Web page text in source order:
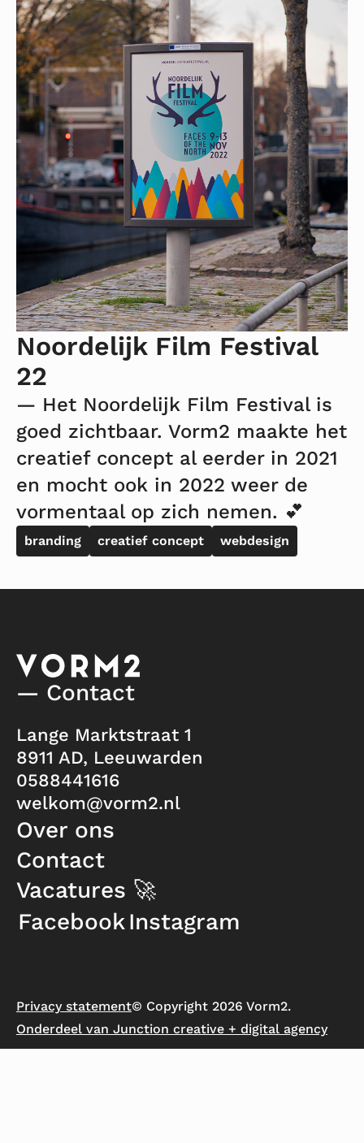
Lees
meer
over
Noordelijk
Film
Festival
22
Noordelijk Film Festival
22
— Het Noordelijk Film Festival is
goed zichtbaar. Vorm2 maakte het
creatief concept al eerder in 2021
en mocht ook in 2022 weer de
vormentaal op zich nemen. 💕
branding creatief concept webdesign
— Contact
Lange Marktstraat 1
8911 AD, Leeuwarden
0588441616
welkom@vorm2.nl
Over ons
Contact
Vacatures 🚀
FacebookInstagram
Privacy statement© Copyright 2026 Vorm2.
Onderdeel van Junction creative + digital agency